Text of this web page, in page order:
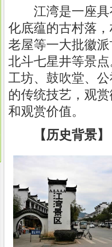
江湾是一座具
化底蕴的古村落
老屋等一大批徽
北斗七星井等景
工坊、鼓吹堂、
的传统技艺，观
和观赏价值。
【历史背景】